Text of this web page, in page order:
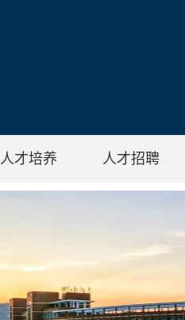
人才培养 人才招聘